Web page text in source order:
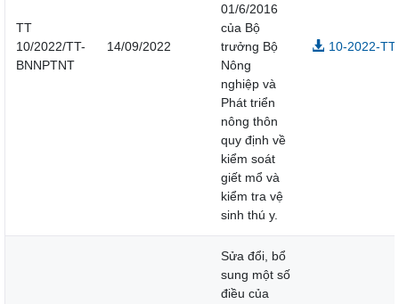
TT
10/2022/TT-
BNNPTNT
14/09/2022
01/6/2016
của Bộ
trưởng Bộ
Nông
nghiệp và
Phát triển
nông thôn
quy định về
kiểm soát
giết mổ và
kiểm tra vệ
sinh thú y.
10-2022-
Sửa đổi, bổ
sung một số
điều của